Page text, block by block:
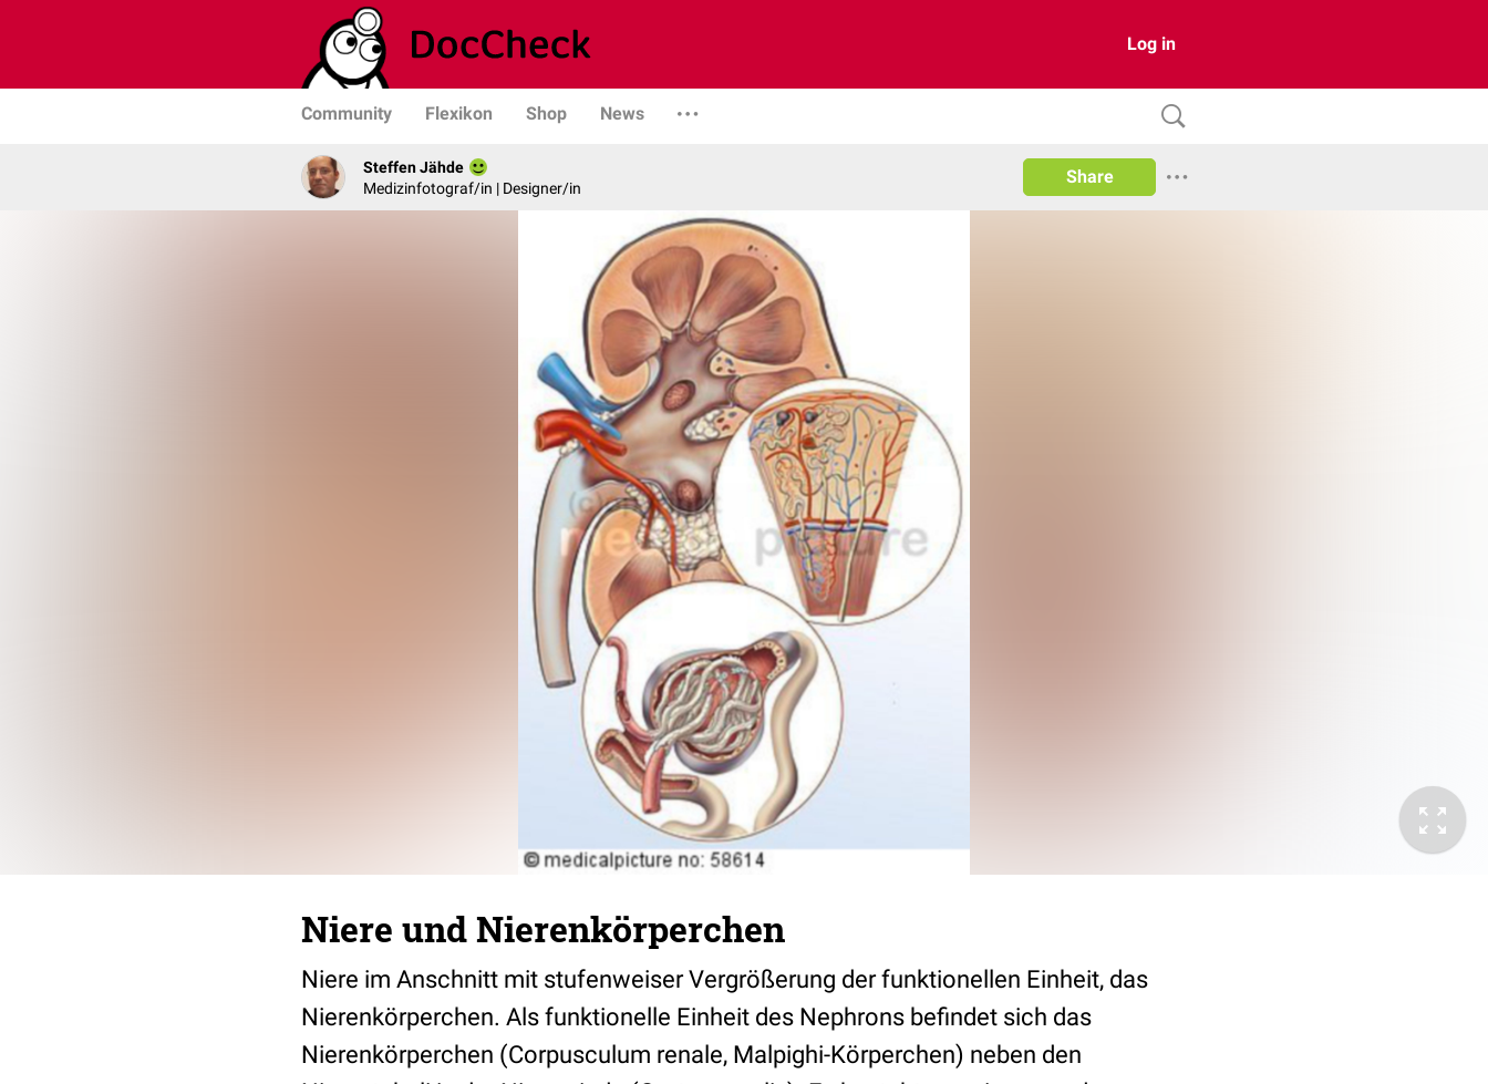
Log in
Community Flexikon Shop News
Steffen Jähde
Medizinfotograf/in | Designer/in
Share
Niere und Nierenkörperchen
Niere im Anschnitt mit stufenweiser Vergrößerung der funktionellen Einheit, das
Nierenkörperchen. Als funktionelle Einheit des Nephrons befindet sich das
Nierenkörperchen (Corpusculum renale, Malpighi-Körperchen) neben den